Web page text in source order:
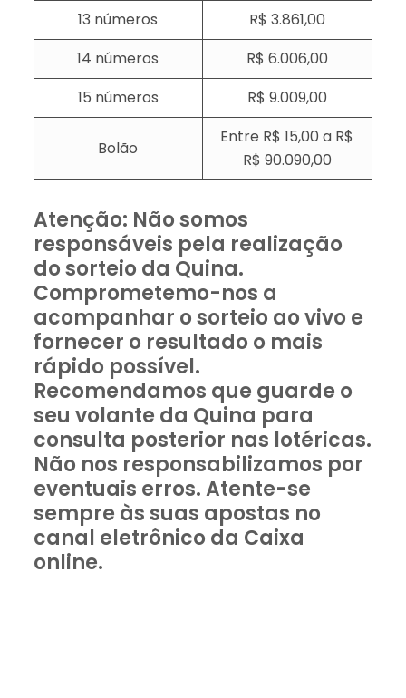
13 números
R$ 3.861,00
14 números
R$ 6.006,00
15 números
R$ 9.009,00
Bolão
Entre R$ 15,00 a R$
R$ 90.090,00
Atenção: Não somos
responsáveis pela realização
do sorteio da Quina.
Comprometemo-nos a
acompanhar o sorteio ao vivo e
fornecer o resultado o mais
rápido possível.
Recomendamos que guarde o
seu volante da Quina para
consulta posterior nas lotéricas.
Não nos responsabilizamos por
eventuais erros. Atente-se
sempre às suas apostas no
canal eletrônico da Caixa
online.